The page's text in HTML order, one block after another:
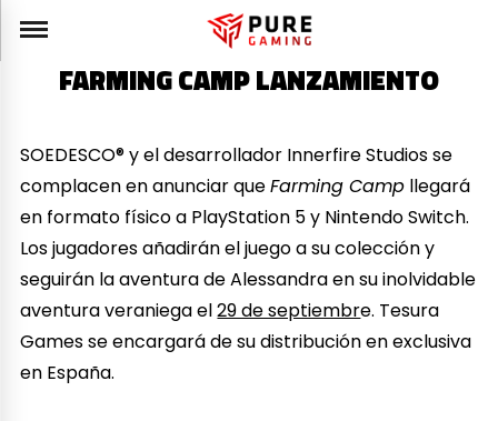
FARMING CAMP LANZAMIENTO
SOEDESCO® y el desarrollador Innerfire Studios se
complacen en anunciar queFarming Camp llegará
en formato físico a PlayStation 5 y Nintendo Switch.
Los jugadores añadirán el juego a su colección y
seguirán la aventura de Alessandra en su inolvidable
aventura veraniega el29 de septiembre. Tesura
Games se encargará de su distribución en exclusiva
en España.